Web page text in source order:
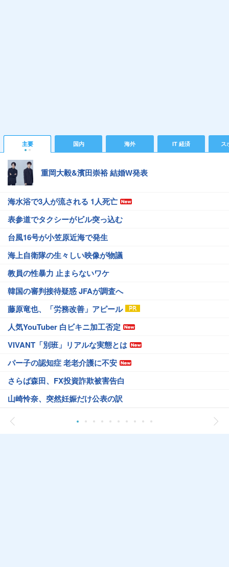
主要 国内 海外 IT 経済 ス
重岡大毅&濱田崇裕 結婚W発表
海水浴で3人が流される 1人死亡
表参道でタクシーがビル突っ込む
台風16号が小笠原近海で発生
海上自衛隊の生々しい映像が物議
教員の性暴力 止まらないワケ
韓国の審判接待疑惑 JFAが調査へ
藤原竜也、「労務改善」アピール
人気YouTuber 白ビキニ加工否定
VIVANT「別班」リアルな実態とは
パー子の認知症 老老介護に不安
さらば森田、FX投資詐欺被害告白
山崎怜奈、突然妊娠だけ公表の訳